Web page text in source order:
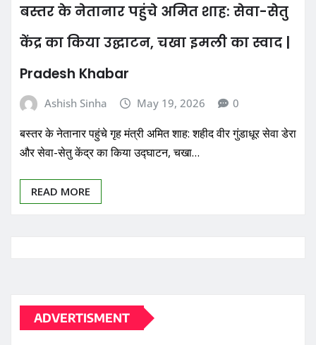
बस्तर के नेतानार पहुंचे अमित शाह: सेवा-सेतु
केंद्र का किया उद्घाटन, चखा इमली का स्वाद |
Pradesh Khabar
Ashish Sinha May 19, 2026 0
बस्तर के नेतानार पहुंचे गृह मंत्री अमित शाह: शहीद वीर गुंडाधूर सेवा डेरा
और सेवा-सेतु केंद्र का किया उद्घाटन, चखा…
READ MORE
ADVERTISMENT